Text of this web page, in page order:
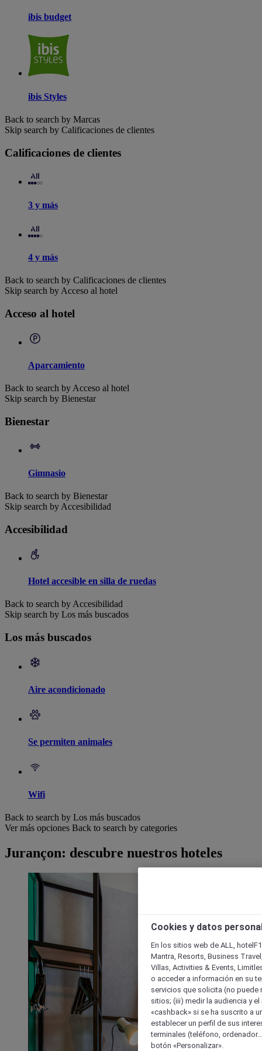
ibis budget
ibis Styles
Back to search by Marcas
Skip search by Calificaciones de clientes
Calificaciones de clientes
3 y más
4 y más
Back to search by Calificaciones de clientes
Skip search by Acceso al hotel
Acceso al hotel
Aparcamiento
Back to search by Acceso al hotel
Skip search by Bienestar
Bienestar
Gimnasio
Back to search by Bienestar
Skip search by Accesibilidad
Accesibilidad
Hotel accesible en silla de ruedas
Back to search by Accesibilidad
Skip search by Los más buscados
Los más buscados
Aire acondicionado
Se permiten animales
Wifi
Back to search by Los más buscados
Ver más opciones Back to search by categories
Jurançon: descubre nuestros hoteles
Cookies y datos
En los sitios web de ALL,
Mantra, Resorts, Business
Villas, Activities & Events,
o acceder a información en su
servicios que solicita (no puede
sitios; (iii) medir la audiencia y
«cashback» si se ha suscrito a
establecer un perfil de sus
terminales (teléfono,
botón «Personalizar».